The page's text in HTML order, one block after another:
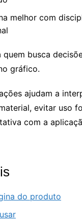
melhor com
quem busca
gráfico.
ajudam a
evitar uso
com a
do produto